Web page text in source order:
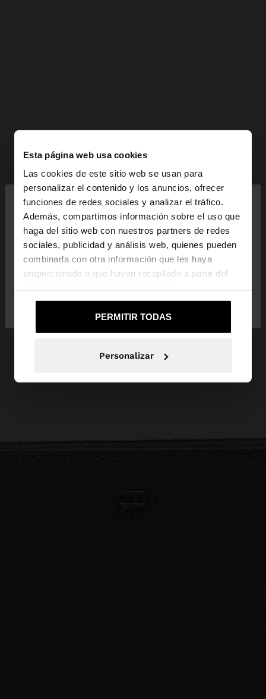
Esta página web usa cookies
Las cookies de este sitio web se usan para
personalizar el contenido y los anuncios, ofrecer
funciones de redes sociales y analizar el tráfico.
Además, compartimos información sobre el uso que
haga del sitio web con nuestros partners de redes
sociales, publicidad y análisis web, quienes pueden
combinarla con otra información que les haya
proporcionado o que hayan recopilado a partir del
PERMITIR TODAS
Personalizar
hola
Estás accediendo a la web de España. ¿Quieres ir a
la web de United States?